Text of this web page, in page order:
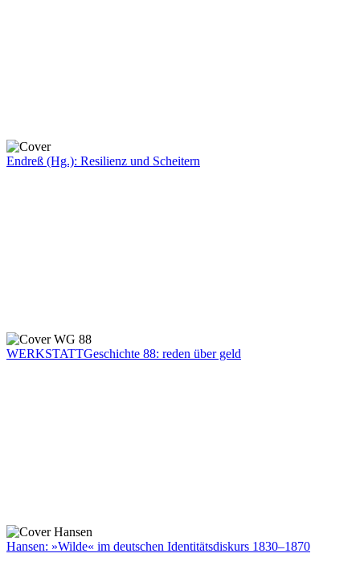
Endreß (Hg.): Resilienz und Scheitern
WERKSTATTGeschichte 88: reden über geld
Hansen: »Wilde« im deutschen Identitätsdiskurs 1830–1870